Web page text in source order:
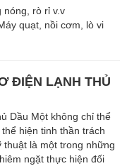
nóng, rò rỉ v.v
quạt, nồi cơm, lò vi
ĐIỆN LẠNH THỦ
Dầu Một không chỉ thể
hiện tinh thần trách
thuật là một trong những
ngặt thực hiện đối